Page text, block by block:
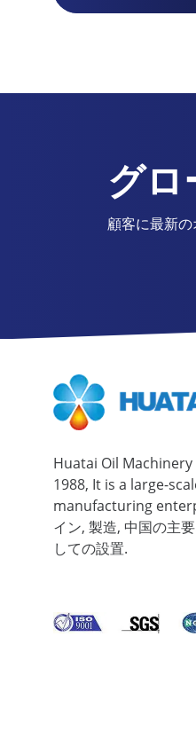
グロ
顧客に最新
Huatai Oil Machinery
1988, It is a large-
manufacturing
イン, 製造, 中国の主
しての設置.